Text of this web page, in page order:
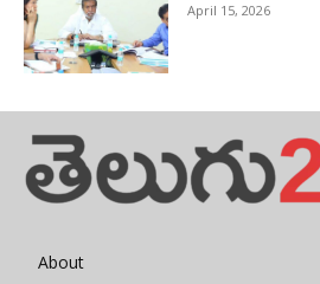
April 15, 2026
About